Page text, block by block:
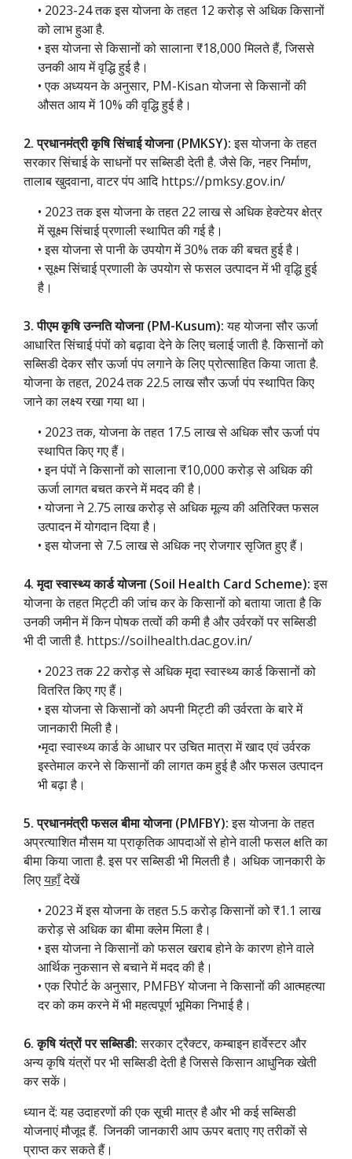
• 2023-24 तक इस योजना के तहत 12 करोड़ से अधिक किसानों
को लाभ हुआ है.
• इस योजना से किसानों को सालाना ₹18,000 मिलते हैं, जिससे
उनकी आय में वृद्धि हुई है।
• एक अध्ययन के अनुसार, PM-Kisan योजना से किसानों की
औसत आय में 10% की वृद्धि हुई है।
2. प्रधानमंत्री कृषि सिंचाई योजना (PMKSY):इस योजना के तहत
सरकार सिंचाई के साधनों पर सब्सिडी देती है. जैसे कि, नहर निर्माण,
तालाब खुदवाना, वाटर पंप आदि https://pmksy.gov.in/
• 2023 तक इस योजना के तहत 22 लाख से अधिक हेक्टेयर क्षेत्र
में सूक्ष्म सिंचाई प्रणाली स्थापित की गई है।
• इस योजना से पानी के उपयोग में 30% तक की बचत हुई है।
• सूक्ष्म सिंचाई प्रणाली के उपयोग से फसल उत्पादन में भी वृद्धि हुई
है।
3. पीएम कृषि उन्नति योजना (PM-Kusum):यह योजना सौर ऊर्जा
आधारित सिंचाई पंपों को बढ़ावा देने के लिए चलाई जाती है. किसानों को
सब्सिडी देकर सौर ऊर्जा पंप लगाने के लिए प्रोत्साहित किया जाता है.
योजना के तहत, 2024 तक 22.5 लाख सौर ऊर्जा पंप स्थापित किए
जाने का लक्ष्य रखा गया था।
• 2023 तक, योजना के तहत 17.5 लाख से अधिक सौर ऊर्जा पंप
स्थापित किए गए हैं।
• इन पंपों ने किसानों को सालाना ₹10,000 करोड़ से अधिक की
ऊर्जा लागत बचत करने में मदद की है।
• योजना ने 2.75 लाख करोड़ से अधिक मूल्य की अतिरिक्त फसल
उत्पादन में योगदान दिया है।
• इस योजना से 7.5 लाख से अधिक नए रोजगार सृजित हुए हैं।
4. मृदा स्वास्थ्य कार्ड योजना (Soil Health Card Scheme):इस
योजना के तहत मिट्टी की जांच कर के किसानों को बताया जाता है कि
उनकी जमीन में किन पोषक तत्वों की कमी है और उर्वरकों पर सब्सिडी
भी दी जाती है. https://soilhealth.dac.gov.in/
• 2023 तक 22 करोड़ से अधिक मृदा स्वास्थ्य कार्ड किसानों को
वितरित किए गए हैं।
• इस योजना से किसानों को अपनी मिट्टी की उर्वरता के बारे में
जानकारी मिली है।
•मृदा स्वास्थ्य कार्ड के आधार पर उचित मात्रा में खाद एवं उर्वरक
इस्तेमाल करने से किसानों की लागत कम हुई है और फसल उत्पादन
भी बढ़ा है।
5. प्रधानमंत्री फसल बीमा योजना (PMFBY):इस योजना के तहत
अप्रत्याशित मौसम या प्राकृतिक आपदाओं से होने वाली फसल क्षति का
बीमा किया जाता है. इस पर सब्सिडी भी मिलती है। अधिक जानकारी के
लिएयहाँदेखें
• 2023 में इस योजना के तहत 5.5 करोड़ किसानों को ₹1.1 लाख
करोड़ से अधिक का बीमा क्लेम मिला है।
• इस योजना ने किसानों को फसल खराब होने के कारण होने वाले
आर्थिक नुकसान से बचाने में मदद की है।
• एक रिपोर्ट के अनुसार, PMFBY योजना ने किसानों की आत्महत्या
दर को कम करने में भी महत्वपूर्ण भूमिका निभाई है।
6. कृषि यंत्रों पर सब्सिडी:सरकार ट्रैक्टर, कम्बाइन हार्वेस्टर और
अन्य कृषि यंत्रों पर भी सब्सिडी देती है जिससे किसान आधुनिक खेती
कर सकें।
ध्यान दें: यह उदाहरणों की एक सूची मात्र है और भी कई सब्सिडी
योजनाएं मौजूद हैं. जिनकी जानकारी आप ऊपर बताए गए तरीकों से
प्राप्त कर सकते हैं।